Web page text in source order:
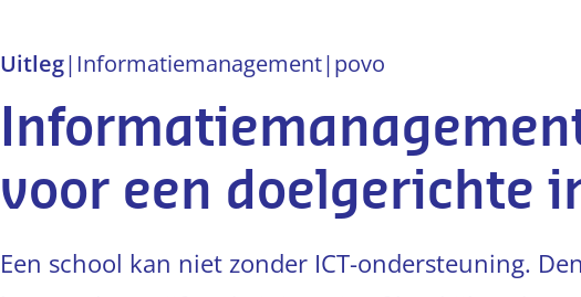
Uitleg| Informatiemanagement|povo
voor een doelgerichte
Een school kan niet zonder ICT-ondersteuning.